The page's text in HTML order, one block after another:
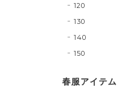
120
130
140
150
春服アイテム